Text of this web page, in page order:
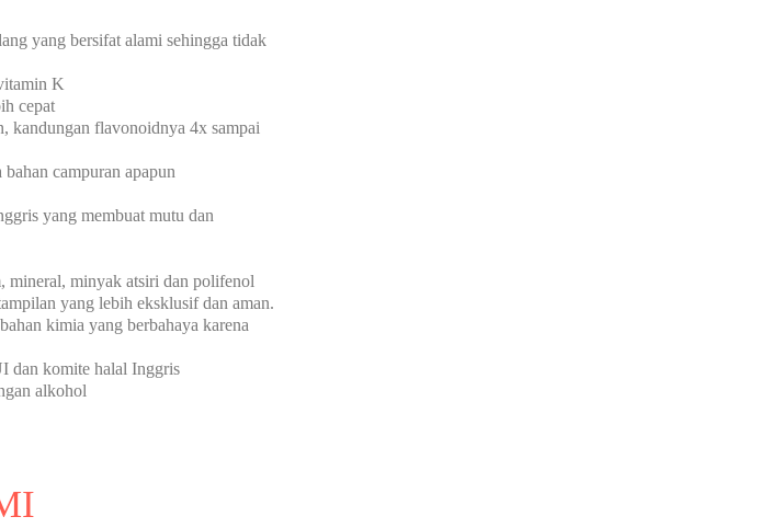
yang bersifat alami sehingga tidak
K
cepat
kandungan flavonoidnya 4x sampai
campuran apapun
yang membuat mutu dan
mineral, minyak atsiri dan polifenol
yang lebih eksklusif dan aman.
kimia yang berbahaya karena
dan komite halal Inggris
alkohol